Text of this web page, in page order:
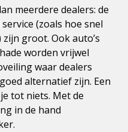
meerdere dealers: de
(zoals hoe snel
groot. Ook auto’s
worden vrijwel
waar dealers
alternatief zijn. Een
tot niets. Met de
in de hand